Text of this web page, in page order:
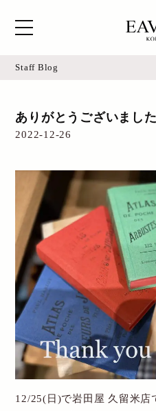
Blog
Online Shop
Instagram
Login
New Account
Cart
Staff Blog
ありがとうございました
2022-12-26
12/25(日)で岩田屋 久留米店